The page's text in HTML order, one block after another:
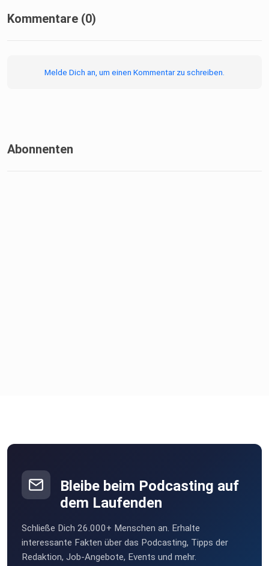
Kommentare (0)
Melde Dich an, um einen Kommentar zu schreiben.
Abonnenten
Bleibe beim Podcasting auf
dem Laufenden
Schließe Dich 26.000+ Menschen an. Erhalte
interessante Fakten über das Podcasting, Tipps der
Redaktion, Job-Angebote, Events und mehr.